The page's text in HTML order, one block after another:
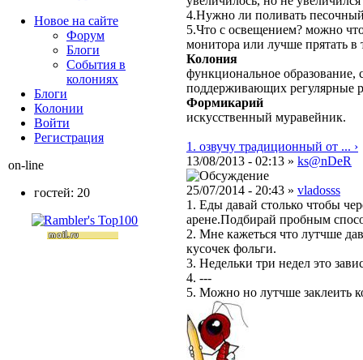
4.Нужно ли поливать
5.Что с освещением? можно
монитора или лучше прятать в
Колония
функциональное образование,
поддерживающих регулярные
Формикарий
искусственный муравейник.
1. озвучу традиционный от ... ›
13/08/2013 - 02:13 » ks@nDeR
25/07/2014 - 20:43 » vladosss
1. Еды давай столько чтобы
арене.Подбирай пробным
2. Мне кажеться что лутчше
кусочек фольги.
3. Недельки три недел это
4. ---
5. Можно но лутчше заклеить
Новое на сайте
Форум
Блоги
События в
колониях
Блоги
Колонии
Войти
Peгиcтpaция
on-line
гостей: 20